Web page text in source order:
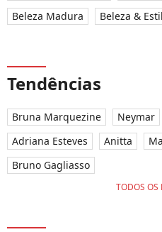
Beleza Madura
Beleza &
Tendências
Bruna Marquezine Neymar
Adriana Esteves
Anitta
Bruno Gagliasso
TODOS OS